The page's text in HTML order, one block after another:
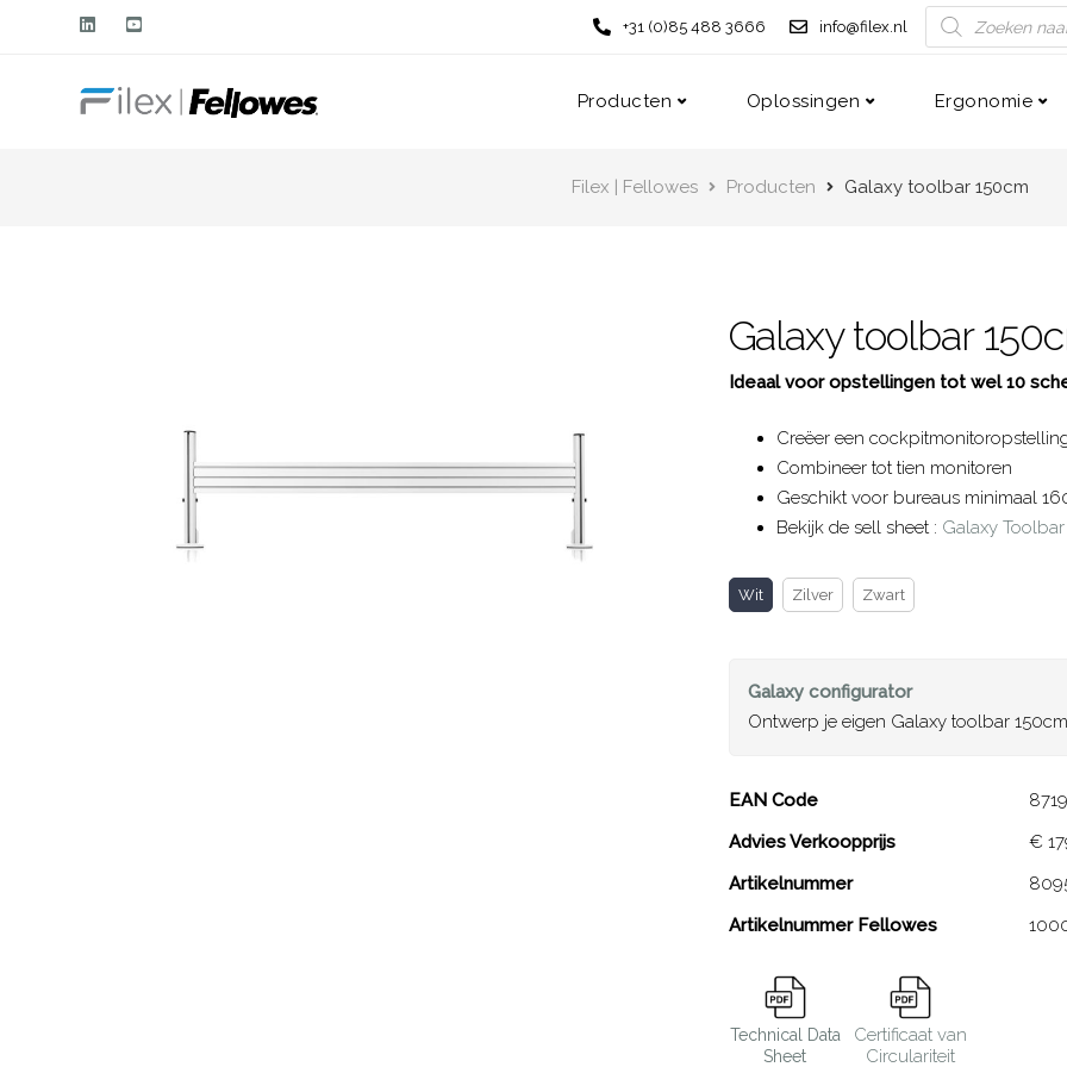
+31 (0)85 488 3666 info@filex.nl
Producten Oplossingen Ergonomie
Filex | Fellowes Producten Galaxy toolbar 150cm
Galaxy toolbar
Ideaal voor opstellingen tot wel 10
Creëer een
Combineer tot tien monitoren
Geschikt voor bureaus minimaal
Bekijk de sell sheet : Galaxy
Wit Zilver Zwart
Galaxy configurator
Ontwerp je eigen Galaxy toolbar 150cm
Galaxy toolbar
Close
EAN Code
Advies Verkoopprijs
€
Artikelnummer
Artikelnummer Fellowes
Technical Data
Sheet
Certificaat van
Circulariteit